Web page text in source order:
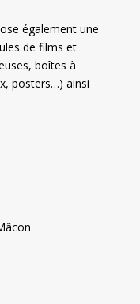
également une
de films et
boîtes à
posters…) ainsi